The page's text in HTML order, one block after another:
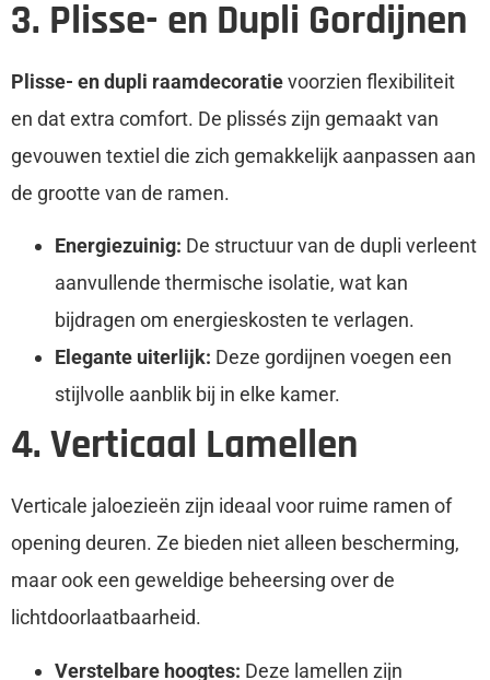
3. Plisse- en Dupli Gordijnen
Plisse- en dupli raamdecoratievoorzien flexibiliteit
en dat extra comfort. De plissés zijn gemaakt van
gevouwen textiel die zich gemakkelijk aanpassen aan
de grootte van de ramen.
Energiezuinig: De structuur van de dupli verleent
aanvullende thermische isolatie, wat kan
bijdragen om energieskosten te verlagen.
Elegante uiterlijk: Deze gordijnen voegen een
stijlvolle aanblik bij in elke kamer.
4. Verticaal Lamellen
Verticale jaloezieën zijn ideaal voor ruime ramen of
opening deuren. Ze bieden niet alleen bescherming,
maar ook een geweldige beheersing over de
lichtdoorlaatbaarheid.
Verstelbare hoogtes: Deze lamellen zijn